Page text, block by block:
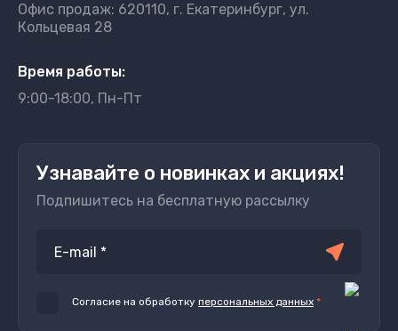
Офис продаж: 620110, г. Екатеринбург, ул.
Кольцевая 28
Время работы:
9:00-18:00, Пн-Пт
Узнавайте о новинках и акциях!
Подпишитесь на бесплатную рассылку
Согласие на обработку персональных данных *